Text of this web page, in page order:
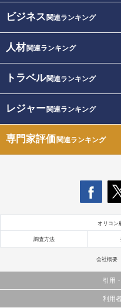
ビジネス 関連ランキング
人材関連ランキング
トラベル関連ランキング
レジャー関連ランキング
専門家評価関連ランキング
オリコン
調査方法
会社概要
引用
当サイトで公開されている情報（文字、
利用